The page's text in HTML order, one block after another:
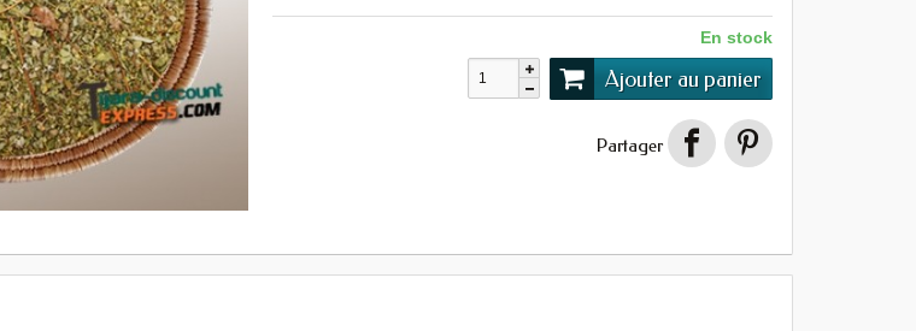
En stock
Ajouter au panier
Partager